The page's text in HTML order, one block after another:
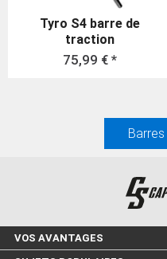
Tyro S4 barre de
traction
75,99 € *
VOS AVANTAGES